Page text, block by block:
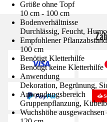
Größe ohne Topf
10 cm - 100 cm
Bodenverhältnisse
Durchlässig, Feucht,
Empfohlener Pflanzabstand
100 cm
Benötigt Kletterhilfe
Benötigt keine Kletterhilfe
Anwendung
Dekoration, Begrünung,
Anwendungsbereich
Gruppenpflanzung,
Wuchshöhe ausgewachsen